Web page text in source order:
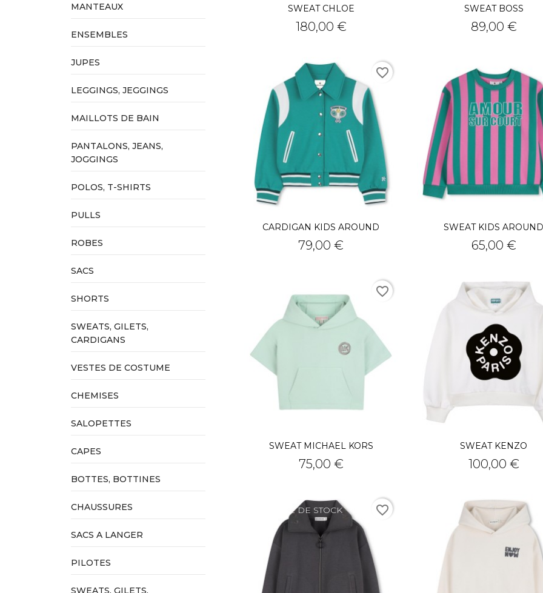
MANTEAUX
ENSEMBLES
JUPES
LEGGINGS, JEGGINGS
MAILLOTS DE BAIN
PANTALONS, JEANS,
JOGGINGS
POLOS, T-SHIRTS
PULLS
ROBES
SACS
SHORTS
SWEATS, GILETS,
CARDIGANS
VESTES DE COSTUME
CHEMISES
SALOPETTES
CAPES
BOTTES, BOTTINES
CHAUSSURES
SACS A LANGER
PILOTES
SWEATS, GILETS,
SWEAT CHLOE
Prix
180,00 €
SWEAT BOSS
Prix
89,00 €
CARDIGAN KIDS AROUND
Prix
79,00 €
favorite_border
SWEAT KIDS AROUND
Prix
65,00 €
SWEAT MICHAEL KORS
Prix
75,00 €
favorite_border
SWEAT KENZO
Prix
100,00 €
RUPTURE DE STOCK favorite_border